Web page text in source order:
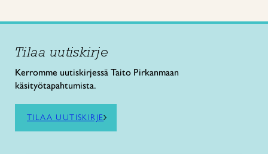
Tilaa uutiskirje
Kerromme uutiskirjessä Taito Pirkanmaan
käsityötapahtumista.
TILAA UUTISKIRJE